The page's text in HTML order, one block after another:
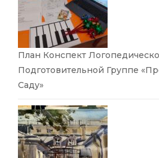
План Конспект
Подготовительной Группе
Саду»